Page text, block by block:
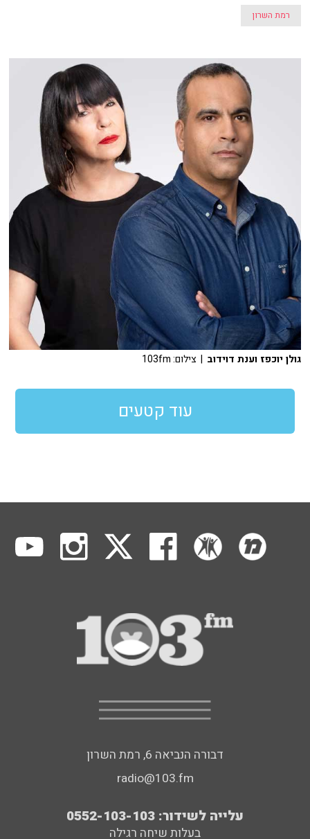
רמת השרון
גולן יוכפז וענת דוידוב | צילום: 103fm
עוד קטעים
דבורה הנביאה 6, רמת השרון
radio@103.fm
עלייה לשידור: 0552-103-103
בעלות שיחה רגילה